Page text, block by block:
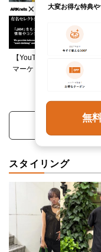
【YouTube】ARKnetsコラ
マーケットで本気ショッピ
トピ
スタイリング
大変お得な特典や
無